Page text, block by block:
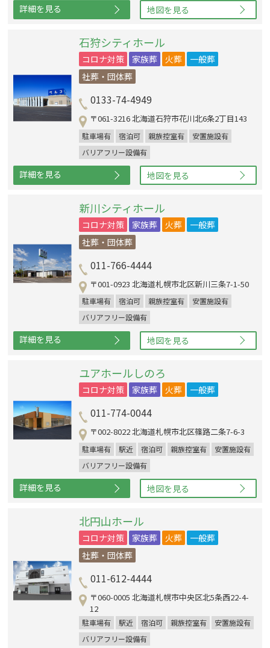
詳細を見る 地図を見る
石狩シティホール
コロナ対策 家族葬 火葬
一般葬
社葬・団体葬
0133-74-4949
〒061-3216 北海道石狩市花川北6条2丁目143
駐車場有 宿泊可 親族控室有
安置施設有
バリアフリー設備有
詳細を見る 地図を見る
新川シティホール
コロナ対策 家族葬 火葬
一般葬
社葬・団体葬
011-766-4444
〒001-0923 北海道札幌市北区新川三条7-1-50
駐車場有 宿泊可 親族控室有
安置施設有
バリアフリー設備有
詳細を見る 地図を見る
ユアホールしのろ
コロナ対策 家族葬 火葬 一般葬
011-774-0044
〒002-8022 北海道札幌市北区篠路二条7-6-3
駐車場有 駅近 宿泊可 親族控室有
安置施設有
バリアフリー設備有
詳細を見る 地図を見る
北円山ホール
コロナ対策 家族葬 火葬
一般葬
社葬・団体葬
011-612-4444
〒060-0005 北海道札幌市中央区北5条西22-4-
12
駐車場有 駅近 宿泊可 親族控室有
安置施設有
バリアフリー設備有